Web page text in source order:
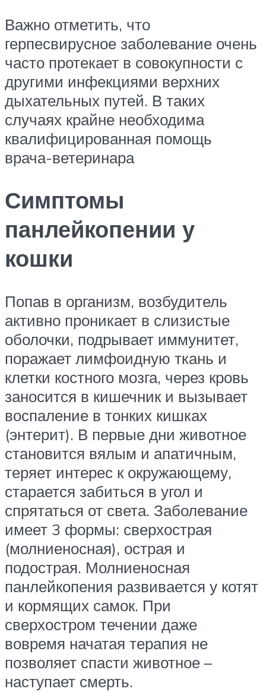
Важно отметить, что
герпесвирусное заболевание очень
часто протекает в совокупности с
другими инфекциями верхних
дыхательных путей. В таких
случаях крайне необходима
квалифицированная помощь
врача-ветеринара
Симптомы
панлейкопении у
кошки
Попав в организм, возбудитель
активно проникает в слизистые
оболочки, подрывает иммунитет,
поражает лимфоидную ткань и
клетки костного мозга, через кровь
заносится в кишечник и вызывает
воспаление в тонких кишках
(энтерит). В первые дни животное
становится вялым и апатичным,
теряет интерес к окружающему,
старается забиться в угол и
спрятаться от света. Заболевание
имеет 3 формы: сверхострая
(молниеносная), острая и
подострая. Молниеносная
панлейкопения развивается у котят
и кормящих самок. При
сверхостром течении даже
вовремя начатая терапия не
позволяет спасти животное –
наступает смерть.